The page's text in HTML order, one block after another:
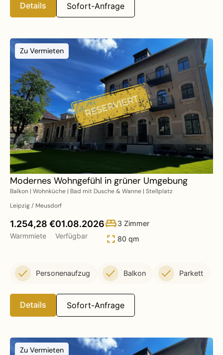
Details Sofort-Anfrage
Zu Vermieten
Modernes Wohngefühl in grüner Umgebung
Balkon | Wohnküche | Bad mit Dusche & Wanne | Stellplatz
Leipzig / Meusdorf
1.254,28 €
Warmmiete
01.08.2026
Verfügbar
3 Zimmer
80 qm
Personenaufzug Balkon Parkett
Details Sofort-Anfrage
Zu Vermieten